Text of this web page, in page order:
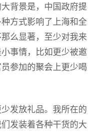
背景是，中国政府提
方式影响了上海和全
么显著，至少对我来
事情，比如更少被邀
参加的聚会上更少喝
发放礼品。我所在的
发装着各种干货的大